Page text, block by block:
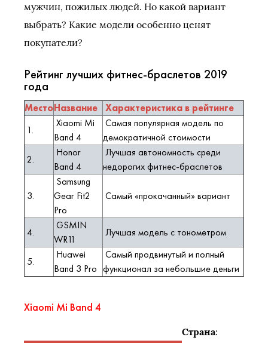
мужчин, пожилых людей. Но какой вариант
выбрать? Какие модели особенно ценят
покупатели?
Рейтинг лучших фитнес-браслетов 2019
года
МестоНазвание
Характеристика в рейтинге
1.
Xiaomi Mi
Band 4
Самая популярная модель по
демократичной стоимости
2.
Honor
Band 4
Лучшая автономность среди
недорогих фитнес-браслетов
3.
Samsung
Gear Fit2
Pro
Самый «прокачанный» вариант
4.
GSMIN
WR11
Лучшая модель с тонометром
5.
Huawei
Band 3 Pro
Самый продвинутый и полный
функционал за небольшие деньги
Xiaomi Mi Band 4
Страна: